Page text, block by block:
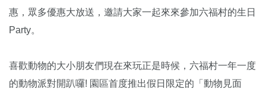
惠，眾多優惠大放送，邀請大家一起來來參加六福村的生日
Party。
喜歡動物的大小朋友們現在來玩正是時候，六福村一年一度
的動物派對開趴囉! 園區首度推出假日限定的「動物見面